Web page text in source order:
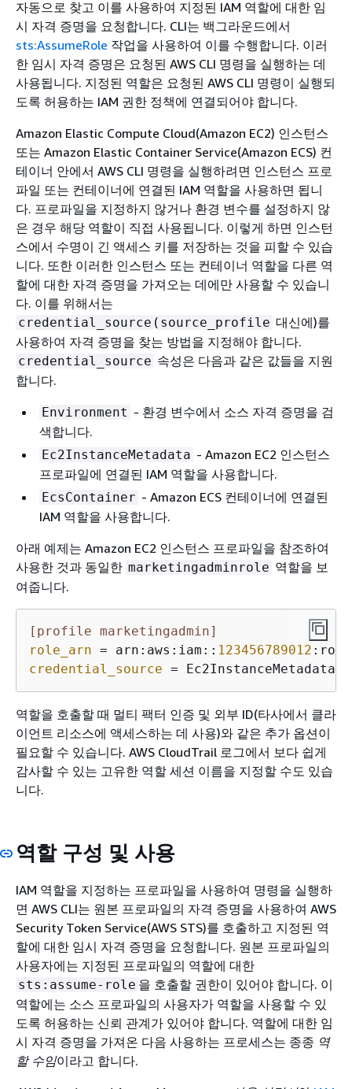
자동으로 찾고 이를 사용하여 지정된 IAM 역할에 대한 임
시 자격 증명을 요청합니다. CLI는 백그라운드에서
sts:AssumeRole 작업을 사용하여 이를 수행합니다. 이러
한 임시 자격 증명은 요청된 AWS CLI 명령을 실행하는 데
사용됩니다. 지정된 역할은 요청된 AWS CLI 명령이 실행되
도록 허용하는 IAM 권한 정책에 연결되어야 합니다.
Amazon Elastic Compute Cloud(Amazon EC2) 인스턴스
또는 Amazon Elastic Container Service(Amazon ECS) 컨
테이너 안에서 AWS CLI 명령을 실행하려면 인스턴스 프로
파일 또는 컨테이너에 연결된 IAM 역할을 사용하면 됩니
다. 프로파일을 지정하지 않거나 환경 변수를 설정하지 않
은 경우 해당 역할이 직접 사용됩니다. 이렇게 하면 인스턴
스에서 수명이 긴 액세스 키를 저장하는 것을 피할 수 있습
니다. 또한 이러한 인스턴스 또는 컨테이너 역할을 다른 역
할에 대한 자격 증명을 가져오는 데에만 사용할 수 있습니
다. 이를 위해서는
credential_source ( source_profile 대신에)를
사용하여 자격 증명을 찾는 방법을 지정해야 합니다.
credential_source 속성은 다음과 같은 값들을 지원
합니다.
Environment - 환경 변수에서 소스 자격 증명을 검
색합니다.
Ec2InstanceMetadata - Amazon EC2 인스턴스
프로파일에 연결된 IAM 역할을 사용합니다.
EcsContainer - Amazon ECS 컨테이너에 연결된
IAM 역할을 사용합니다.
아래 예제는 Amazon EC2 인스턴스 프로파일을 참조하여
사용한 것과 동일한 marketingadminrole 역할을 보
여줍니다.
[profile marketingadmin]
role_arn = arn:aws:iam:: 123456789012
credential_source = Ec2InstanceMetadata
역할을 호출할 때 멀티 팩터 인증 및 외부 ID(타사에서 클라
이언트 리소스에 액세스하는 데 사용)와 같은 추가 옵션이
필요할 수 있습니다. AWS CloudTrail 로그에서 보다 쉽게
감사할 수 있는 고유한 역할 세션 이름을 지정할 수도 있습
니다.
역할 구성 및 사용
IAM 역할을 지정하는 프로파일을 사용하여 명령을 실행하
면 AWS CLI는 원본 프로파일의 자격 증명을 사용하여 AWS
Security Token Service(AWS STS)를 호출하고 지정된 역
할에 대한 임시 자격 증명을 요청합니다. 원본 프로파일의
사용자에는 지정된 프로파일의 역할에 대한
sts:assume-role 을 호출할 권한이 있어야 합니다. 이
역할에는 소스 프로파일의 사용자가 역할을 사용할 수 있
도록 허용하는 신뢰 관계가 있어야 합니다. 역할에 대한 임
시 자격 증명을 가져온 다음 사용하는 프로세스는 종종 역
할 수임이라고 합니다.